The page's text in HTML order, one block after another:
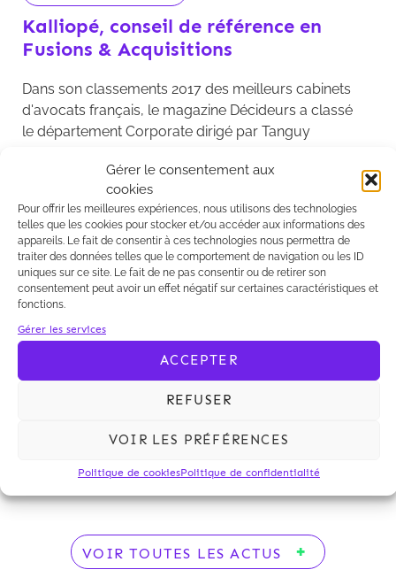
Gérer le consentement aux
cookies
Pour offrir les meilleures expériences, nous utilisons des technologies
telles que les cookies pour stocker et/ou accéder aux informations des
appareils. Le fait de consentir à ces technologies nous permettra de
traiter des données telles que le comportement de navigation ou les ID
uniques sur ce site. Le fait de ne pas consentir ou de retirer son
consentement peut avoir un effet négatif sur certaines caractéristiques et
fonctions.
Gérer les services
ACCEPTER
REFUSER
VOIR LES PRÉFÉRENCES
Politique de cookiesPolitique de confidentialité
Kalliopé, conseil de référence en
Fusions & Acquisitions
Dans son classements 2017 des meilleurs cabinets
d'avocats français, le magazine Décideurs a classé
le département Corporate dirigé par Tanguy
la catégorie suivante:
-Fusions et acquisitions – Opérations jusqu'à 75
M€
Dans son classements 2017 des meilleurs cabinets
d'avocats français, le magazine Décideurs a classé
le département Corporate dirigé par Tanguy
d'Everlange comme acteur de référence dans
VOIR TOUTES LES ACTUS